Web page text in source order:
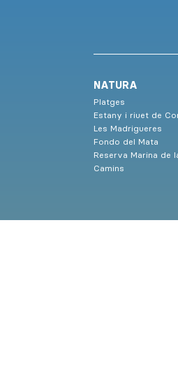
NATURA
Platges
Estany i riuet de
Les Madrigueres
Fondo del Mata
Reserva Marina de
Camins